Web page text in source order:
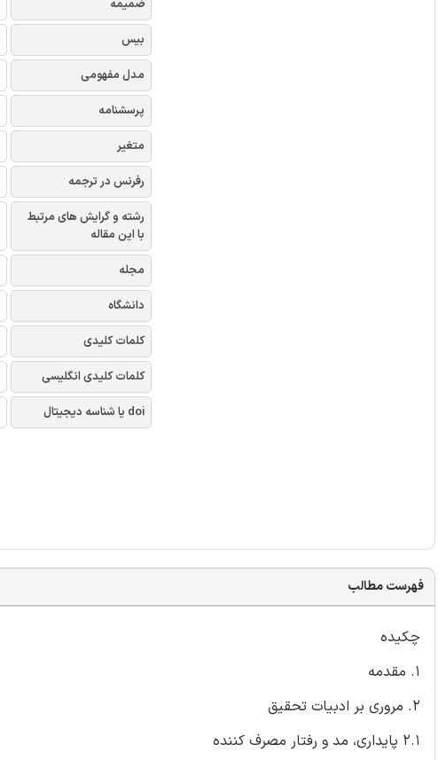
ضمیمه
بیس
مدل مفهومی
پرسشنامه
متغیر
رفرنس در ترجمه
رشته و گرایش های مرتبط
با این مقاله
مجله
دانشگاه
کلمات کلیدی
کلمات کلیدی انگلیسی
doi یا شناسه دیجیتال
فهرست مطالب
چکیده
1. مقدمه
2. مروری بر ادبیات تحقیق
2.1 پایداری، مد و رفتار مصرف کننده